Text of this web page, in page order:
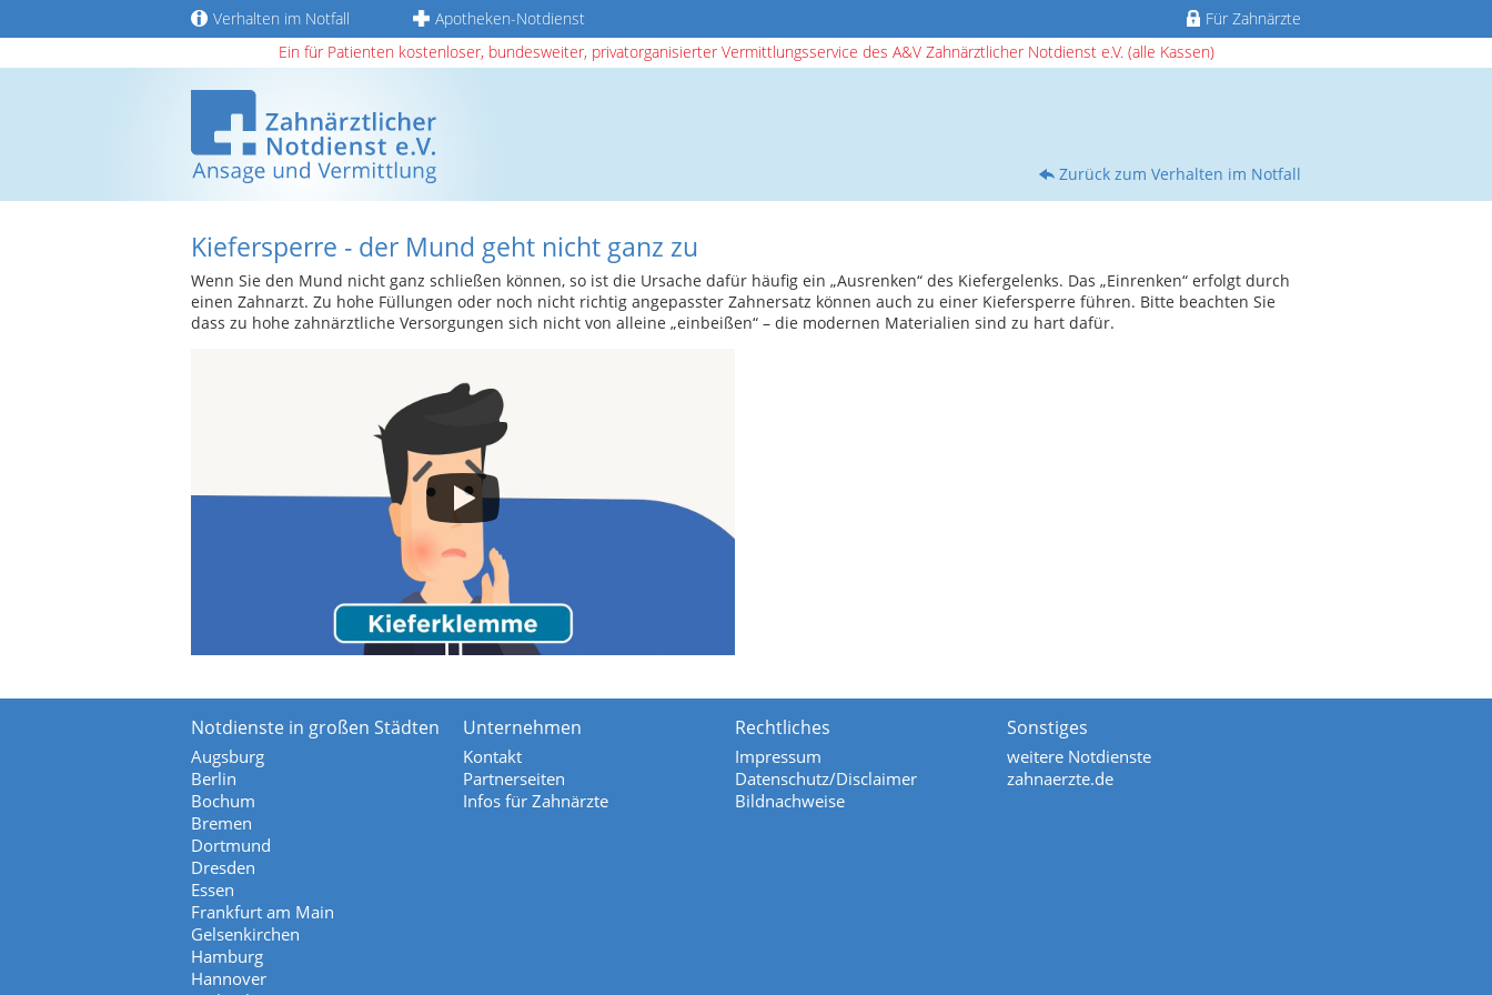
Verhalten im Notfall Apotheken-Notdienst
Für Zahnärzte
Ein für Patienten kostenloser, bundesweiter, privatorganisierter Vermittlungsservice des A&V Zahnärztlicher Notdienst e.V. (alle Kassen)
Zurück zum Verhalten im Notfall
Kiefersperre - der Mund geht nicht ganz zu
Wenn Sie den Mund nicht ganz schließen können, so ist die Ursache dafür häufig ein „Ausrenken“ des Kiefergelenks. Das „Einrenken“ erfolgt durch
einen Zahnarzt. Zu hohe Füllungen oder noch nicht richtig angepasster Zahnersatz können auch zu einer Kiefersperre führen. Bitte beachten Sie
dass zu hohe zahnärztliche Versorgungen sich nicht von alleine „einbeißen“ – die modernen Materialien sind zu hart dafür.
Notdienste in großen Städten
Augsburg
Berlin
Bochum
Bremen
Dortmund
Dresden
Essen
Frankfurt am Main
Gelsenkirchen
Hamburg
Hannover
Unternehmen
Kontakt
Partnerseiten
Infos für Zahnärzte
Rechtliches
Impressum
Datenschutz/Disclaimer
Bildnachweise
Sonstiges
weitere Notdienste
zahnaerzte.de